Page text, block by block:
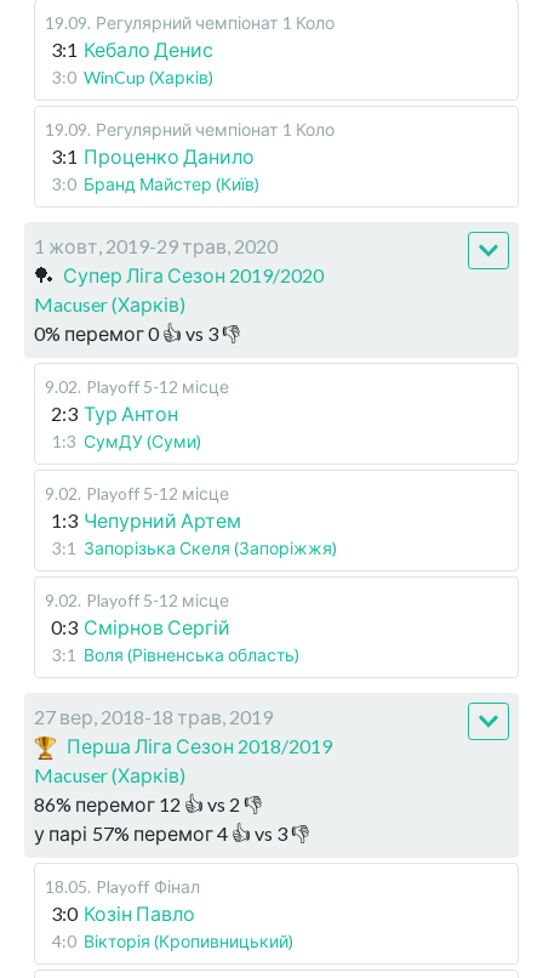
19.09. Регулярний чемпіонат 1 Коло
3:1 Кебало Денис
3:0 WinCup (Харків)
19.09. Регулярний чемпіонат 1 Коло
3:1 Проценко Данило
3:0 Бранд Майстер (Київ)
1 жовт, 2019-29 трав, 2020
🏓 Супер Ліга Сезон 2019/2020
Macuser (Харків)
0% перемог0👍 vs 3👎
9.02. Playoff 5-12 місце
2:3 Тур Антон
1:3 СумДУ (Суми)
9.02. Playoff 5-12 місце
1:3 Чепурний Артем
3:1 Запорізька Скеля (Запоріжжя)
9.02. Playoff 5-12 місце
0:3 Смірнов Сергій
3:1 Воля (Рівненська область)
27 вер, 2018-18 трав, 2019
Перша Ліга Сезон 2018/2019
Macuser (Харків)
86% перемог 12 👍 vs 2 👎
у парі 57% перемог4 👍 vs 3👎
18.05. Playoff Фінал
3:0 Козін Павло
4:0 Вікторія (Кропивницький)